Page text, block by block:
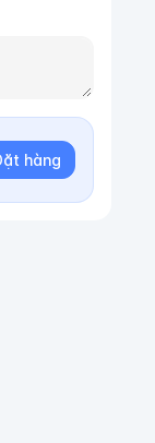
hàng